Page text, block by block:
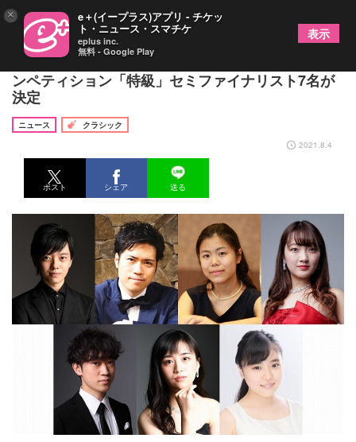
若きピアニストたちの競演！ ピティナ・ピアノコ
ンペティション「特級」セミファイナリスト7名が
決定
ニュース
クラシック
2021.8.4
ポスト シェア 送る
× e＋(イープラス)アプリ - チケッ
ト・ニュース・スマチケ
eplus inc.
無料 - Google Play
表示